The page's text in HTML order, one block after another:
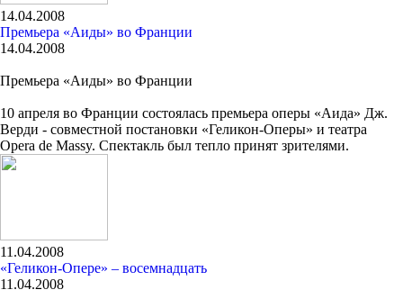
14.04.2008
Премьера «Аиды» во Франции
14.04.2008
Премьера «Аиды» во Франции
10 апреля во Франции состоялась премьера оперы «Аида» Дж.
Верди - совместной постановки «Геликон-Оперы» и театра
Opera de Massy. Спектакль был тепло принят зрителями.
11.04.2008
«Геликон-Опере» – восемнадцать
11.04.2008